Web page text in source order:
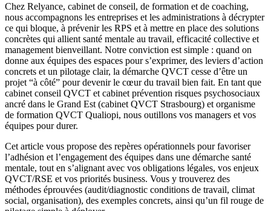
Chez Relyance, cabinet de conseil, de formation et de coaching,
nous accompagnons les entreprises et les administrations à décrypter
ce qui bloque, à prévenir les RPS et à mettre en place des solutions
concrètes qui allient santé mentale au travail, efficacité collective et
management bienveillant. Notre conviction est simple : quand on
donne aux équipes des espaces pour s’exprimer, des leviers d’action
concrets et un pilotage clair, la démarche QVCT cesse d’être un
projet “à côté” pour devenir le cœur du travail bien fait. En tant que
cabinet conseil QVCT et cabinet prévention risques psychosociaux
ancré dans le Grand Est (cabinet QVCT Strasbourg) et organisme
de formation QVCT Qualiopi, nous outillons vos managers et vos
équipes pour durer.
Cet article vous propose des repères opérationnels pour favoriser
l’adhésion et l’engagement des équipes dans une démarche santé
mentale, tout en s’alignant avec vos obligations légales, vos enjeux
QVCT/RSE et vos priorités business. Vous y trouverez des
méthodes éprouvées (audit/diagnostic conditions de travail, climat
social, organisation), des exemples concrets, ainsi qu’un fil rouge de